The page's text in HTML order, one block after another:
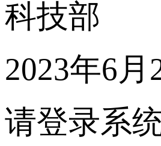
科技部
2023年6月
请登录系